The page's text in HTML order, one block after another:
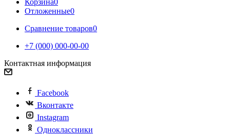
Корзина0
Отложенные0
Сравнение товаров0
+7 (000) 000-00-00
Контактная информация
Facebook
Вконтакте
Instagram
Одноклассники